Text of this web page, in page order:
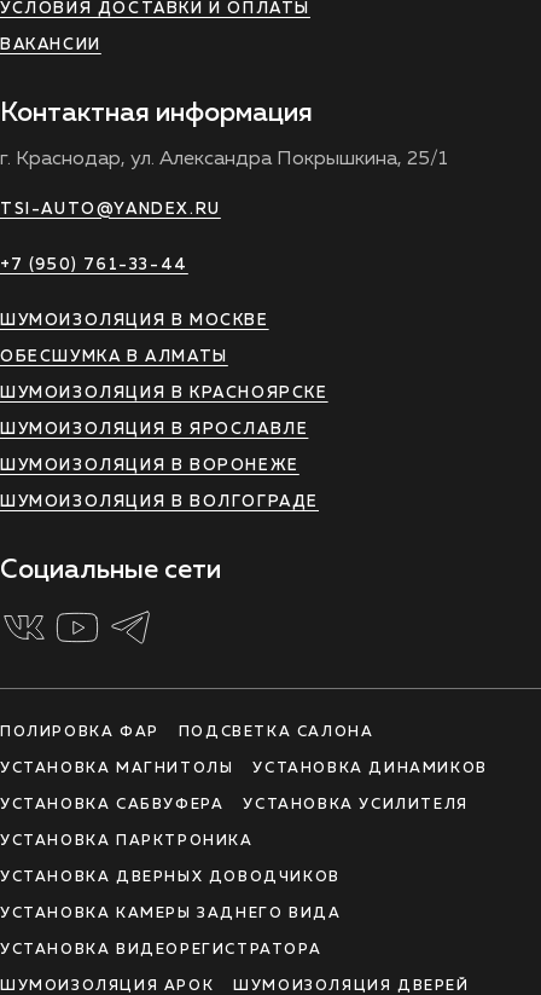
УСЛОВИЯ ДОСТАВКИ И ОПЛАТЫ
ВАКАНСИИ
Контактная информация
г. Краснодар, ул. Александра Покрышкина, 25/1
TSI-AUTO@YANDEX.RU
+7 (950) 761-33-44
ШУМОИЗОЛЯЦИЯ В МОСКВЕ
ОБЕСШУМКА В АЛМАТЫ
ШУМОИЗОЛЯЦИЯ В КРАСНОЯРСКЕ
ШУМОИЗОЛЯЦИЯ В ЯРОСЛАВЛЕ
ШУМОИЗОЛЯЦИЯ В ВОРОНЕЖЕ
ШУМОИЗОЛЯЦИЯ В ВОЛГОГРАДЕ
Социальные сети
ПОЛИРОВКА ФАР ПОДСВЕТКА САЛОНА
УСТАНОВКА МАГНИТОЛЫ УСТАНОВКА ДИНАМИКОВ
УСТАНОВКА САБВУФЕРА УСТАНОВКА УСИЛИТЕЛЯ
УСТАНОВКА ПАРКТРОНИКА
УСТАНОВКА ДВЕРНЫХ ДОВОДЧИКОВ
УСТАНОВКА КАМЕРЫ ЗАДНЕГО ВИДА
УСТАНОВКА ВИДЕОРЕГИСТРАТОРА
ШУМОИЗОЛЯЦИЯ АРОК ШУМОИЗОЛЯЦИЯ ДВЕРЕЙ